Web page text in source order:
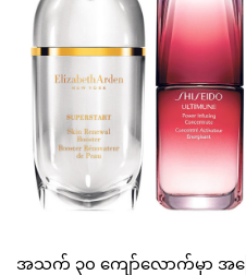
အသက် ၃၀ ကျော်လောက်မှာ အခ